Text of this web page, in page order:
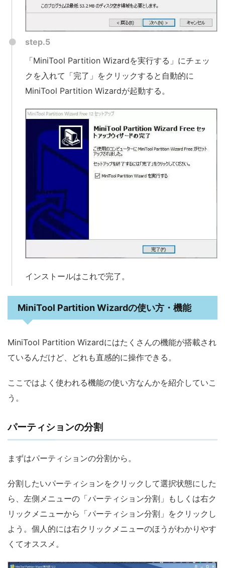
step.5
「MiniTool Partition Wizardを実行する」にチェッ
クを入れて「完了」をクリックすると自動的に
MiniTool Partition Wizardが起動する。
インストールはこれで完了。
MiniTool Partition Wizardの使い方・機能
MiniTool Partition Wizardにはたくさんの機能が搭載され
ているんだけど、どれも直感的に操作できる。
ここではよく使われる機能の使い方なんかを紹介していこ
う。
パーティションの分割
まずはパーティションの分割から。
分割したいパーティションをクリックして選択状態にした
ら、左側メニューの「パーティション分割」もしくは右ク
リックメニューから「パーティション分割」をクリックし
よう。個人的には右クリックメニューのほうがわかりやす
くてオススメ。